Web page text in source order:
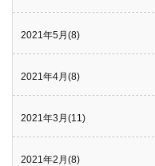
2021年5月(8)
2021年4月(8)
2021年3月(11)
2021年2月(8)